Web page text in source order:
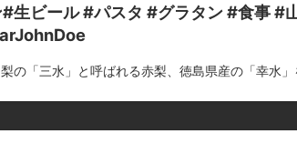
生ビール #パスタ #グラタン #食事
の「三水」と呼ばれる赤梨、徳島県産の「幸水」